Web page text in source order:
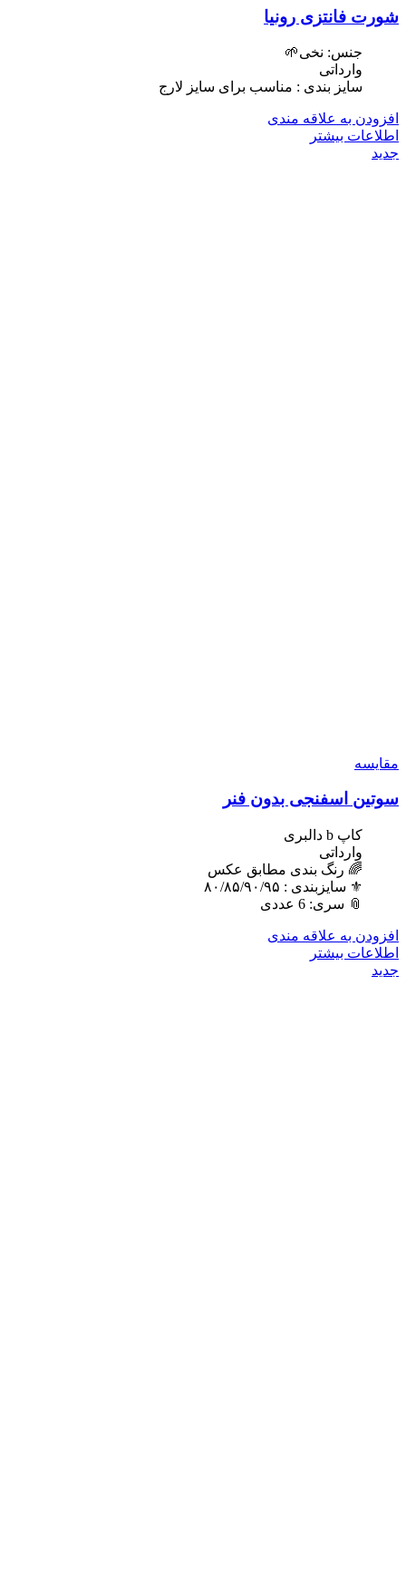
شورت فانتزی رونیا
جنس: نخی🌱
وارداتی
سایز بندی : مناسب برای سایز لارج
افزودن به علاقه مندی
اطلاعات بیشتر
جدید
مقایسه
سوتین اسفنجی بدون فنر
کاپ b دالبری
وارداتی
🌈 رنگ بندی مطابق عکس
⚜️ سایزبندی : ٨٠/٨۵/٩٠/٩۵
📎 سری: 6 عددی
افزودن به علاقه مندی
اطلاعات بیشتر
جدید